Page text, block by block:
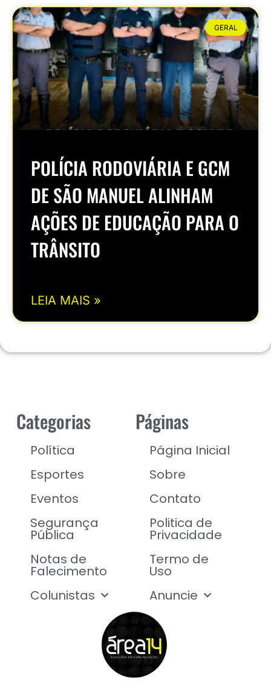
GERAL
POLÍCIA RODOVIÁRIA E GCM
DE SÃO MANUEL ALINHAM
AÇÕES DE EDUCAÇÃO PARA O
TRÂNSITO
LEIA MAIS »
Categorias
Política
Esportes
Eventos
Segurança
Pública
Notas de
Falecimento
Colunistas
Páginas
Página Inicial
Sobre
Contato
Politica de
Privacidade
Termo de
Uso
Anuncie